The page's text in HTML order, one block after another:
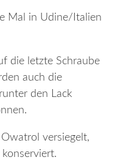
Mal in Udine/Italien
die letzte Schraube
auch die
den Lack
versiegelt,